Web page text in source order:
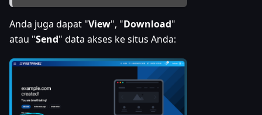
Anda juga dapat "View", "Download"
atau "Send" data akses ke situs Anda: